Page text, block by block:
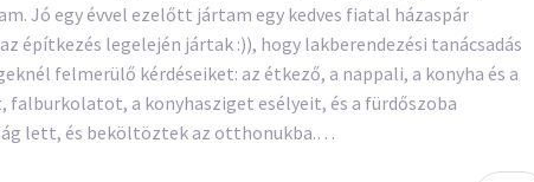
Jó egy évvel ezelőtt jártam egy kedves fiatal házaspár
építkezés legelején jártak :)), hogy lakberendezési tanácsadás
felmerülő kérdéseiket: az étkező, a nappali, a konyha és a
falburkolatot, a konyhasziget esélyeit, és a fürdőszoba
lett, és beköltöztek az otthonukba.…